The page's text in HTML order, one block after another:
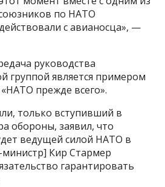
по НАТО
с авианосца», —
руководства
группой является примером
прежде всего».
только вступивший в
обороны, заявил, что
ведущей силой НАТО в
Кир Стармер
гарантировать